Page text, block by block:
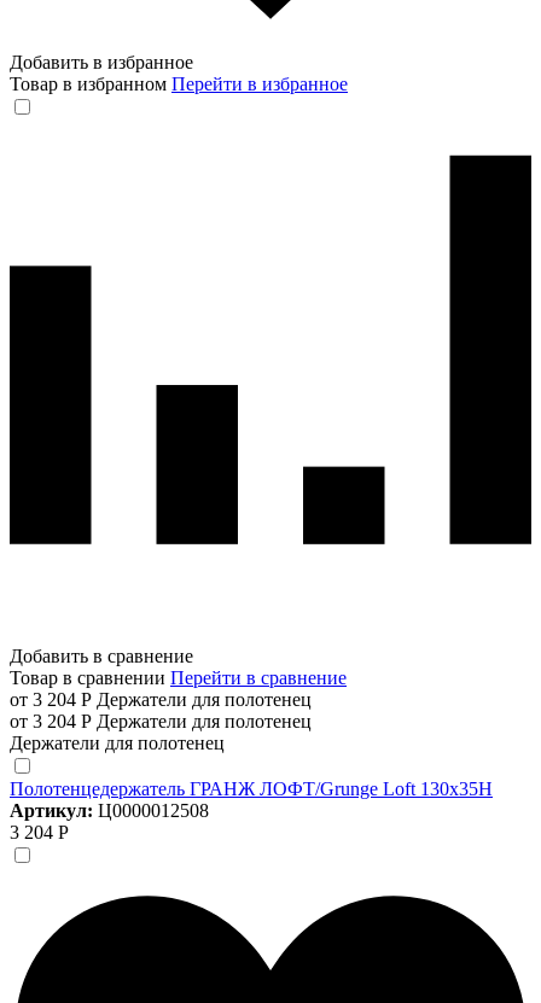
Добавить в избранное
Товар в избранном Перейти в избранное
Добавить в сравнение
Товар в сравнении Перейти в сравнение
от 3 204 Р Держатели для полотенец
от 3 204 Р Держатели для полотенец
Держатели для полотенец
Полотенцедержатель ГРАНЖ ЛОФТ/Grunge Loft 130х35Н
Артикул: Ц0000012508
3 204 Р